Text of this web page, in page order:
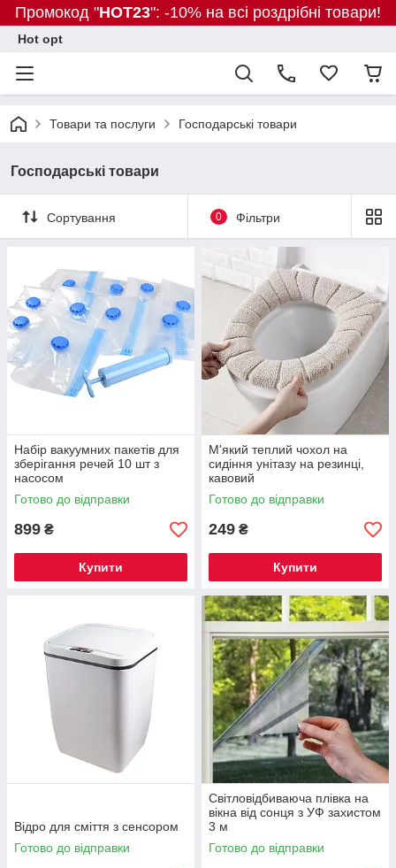
Промокод "HOT23": -10% на всі роздрібні товари!
Hot opt
Товари та послуги Господарські товари
Господарські товари
Сортування 0 Фільтри
Набір вакуумних пакетів для
зберігання речей 10 шт з
насосом
Готово до відправки
899 ₴
Купити
М'який теплий чохол на
сидіння унітазу на резинці,
кавовий
Готово до відправки
249 ₴
Купити
Відро для сміття з сенсором
Готово до відправки
Світловідбиваюча плівка на
вікна від сонця з УФ захистом
3 м
Готово до відправки